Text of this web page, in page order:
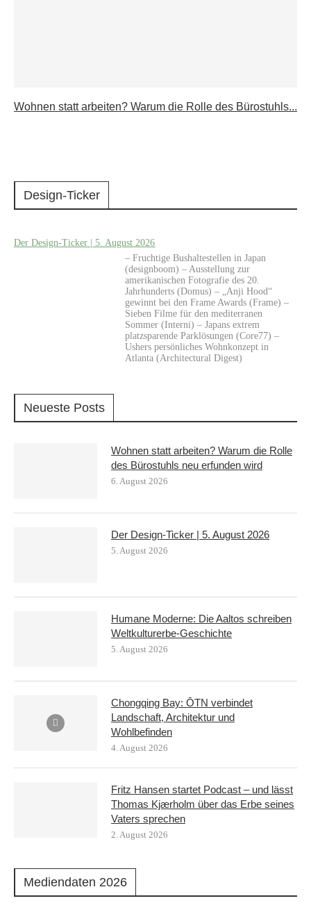
Wohnen statt arbeiten? Warum die Rolle des Bürostuhls...
Design-Ticker
Der Design-Ticker | 5. August 2026
– Fruchtige Bushaltestellen in Japan
(designboom) – Ausstellung zur
amerikanischen Fotografie des 20.
Jahrhunderts (Domus) – „Anji Hood“
gewinnt bei den Frame Awards (Frame) –
Sieben Filme für den mediterranen
Sommer (Interni) – Japans extrem
platzsparende Parklösungen (Core77) –
Ushers persönliches Wohnkonzept in
Atlanta (Architectural Digest)
Neueste Posts
Wohnen statt arbeiten? Warum die Rolle
des Bürostuhls neu erfunden wird
6. August 2026
Der Design-Ticker | 5. August 2026
5. August 2026
Humane Moderne: Die Aaltos schreiben
Weltkulturerbe-Geschichte
5. August 2026
Chongqing Bay: ŌTN verbindet
Landschaft, Architektur und
Wohlbefinden
4. August 2026
Fritz Hansen startet Podcast – und lässt
Thomas Kjærholm über das Erbe seines
Vaters sprechen
2. August 2026
Mediendaten 2026